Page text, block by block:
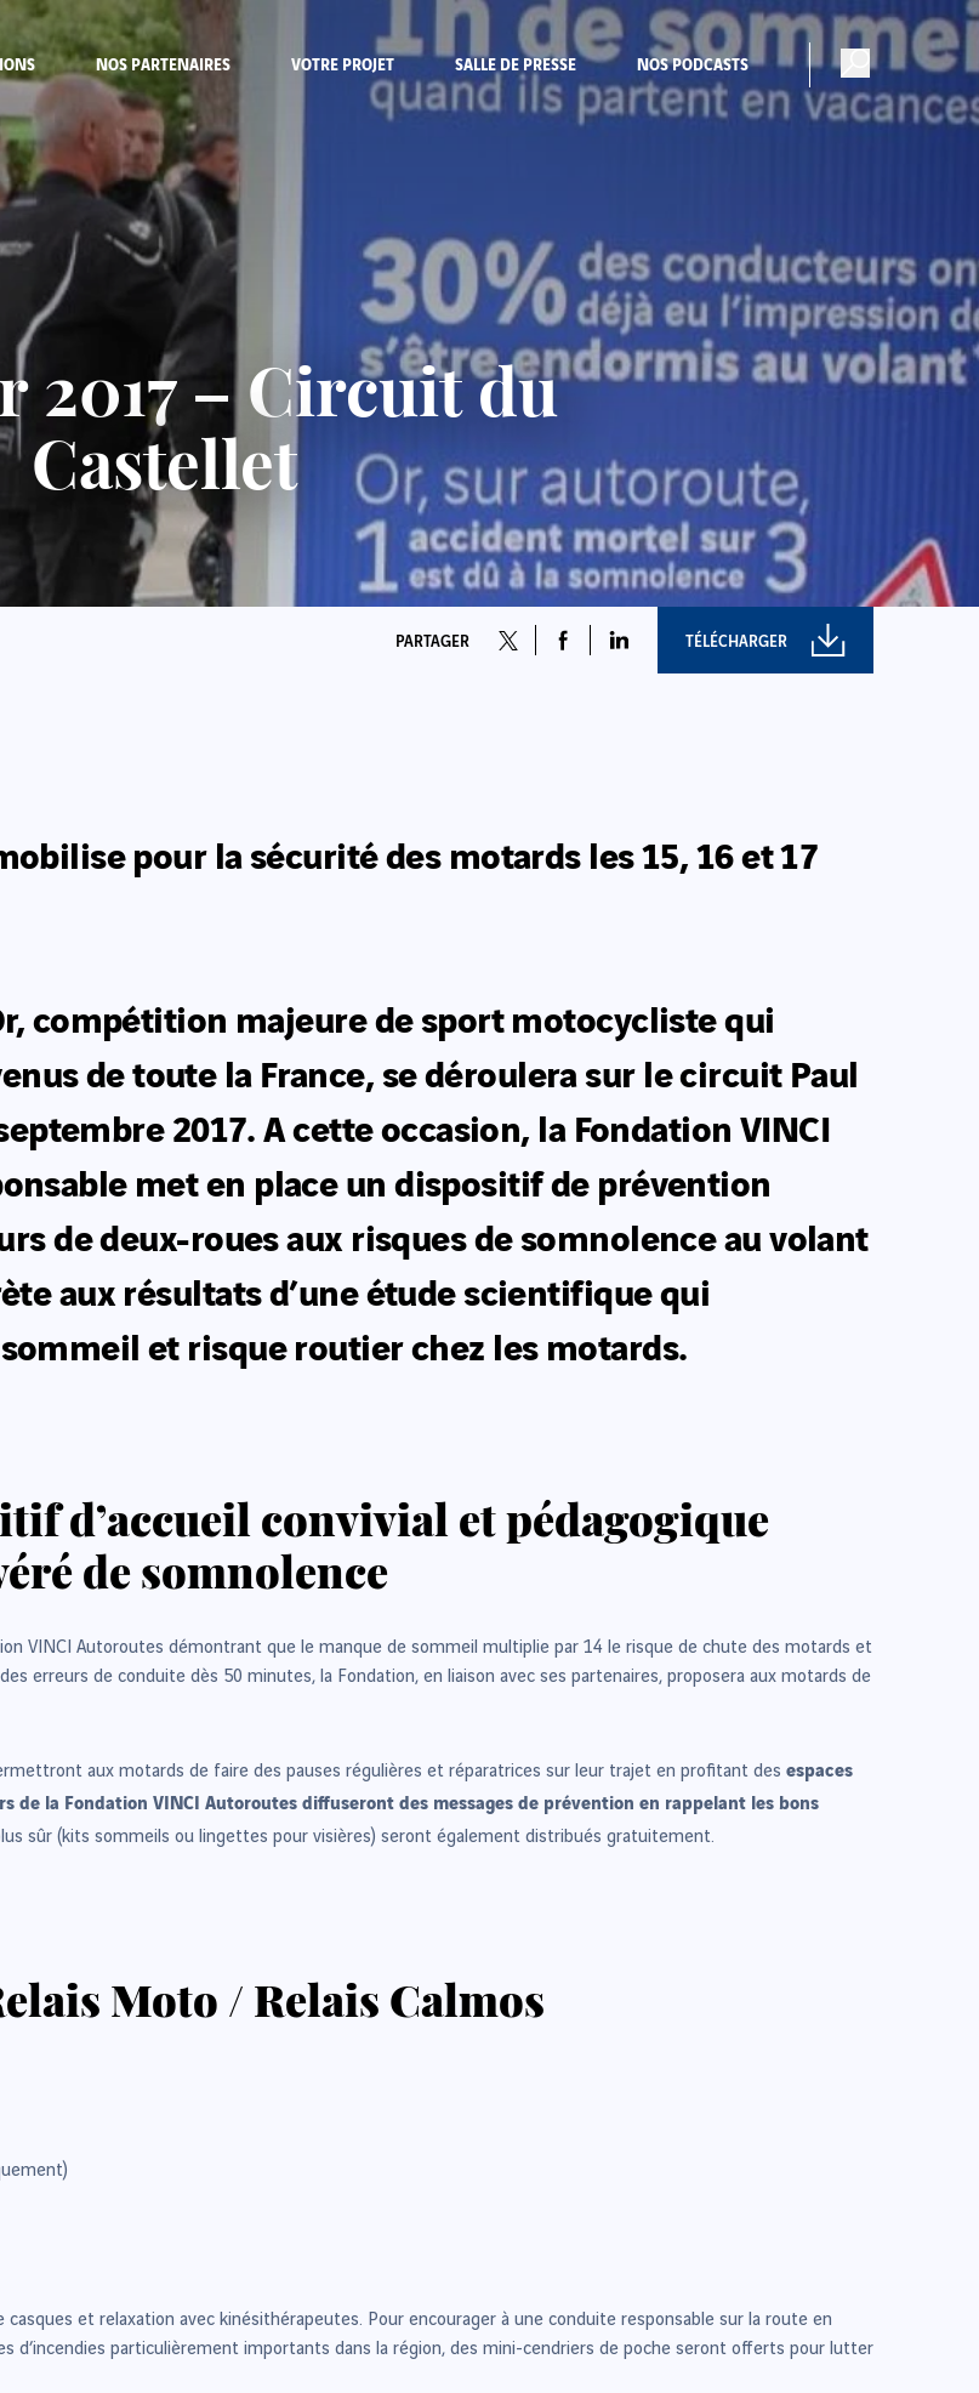
NOS PARTENAIRES VOTRE PROJET SALLE DE PRESSE NOS PODCASTS
2017 – Circuit du
Castellet
PARTAGER TÉLÉCHARGER
pour la sécurité des motards les 15, 16 et 17
compétition majeure de sport motocycliste qui
de toute la France, se déroulera sur le circuit Paul
2017. A cette occasion, la Fondation VINCI
met en place un dispositif de prévention
de deux-roues aux risques de somnolence au volant
aux résultats d’une étude scientifique qui
et risque routier chez les motards.
d’accueil convivial et pédagogique
de somnolence
VINCI Autoroutes démontrant que le manque de sommeil multiplie par 14 le risque de chute des motards et
erreurs de conduite dès 50 minutes, la Fondation, en liaison avec ses partenaires, proposera aux motards de
aux motards de faire des pauses régulières et réparatrices sur leur trajet en profitant des espaces
de la Fondation VINCI Autoroutes diffuseront des messages de prévention en rappelant les bons
sûr (kits sommeils ou lingettes pour visières) seront également distribués gratuitement.
Moto / Relais Calmos
et relaxation avec kinésithérapeutes. Pour encourager à une conduite responsable sur la route en
d’incendies particulièrement importants dans la région, des mini-cendriers de poche seront offerts pour lutter